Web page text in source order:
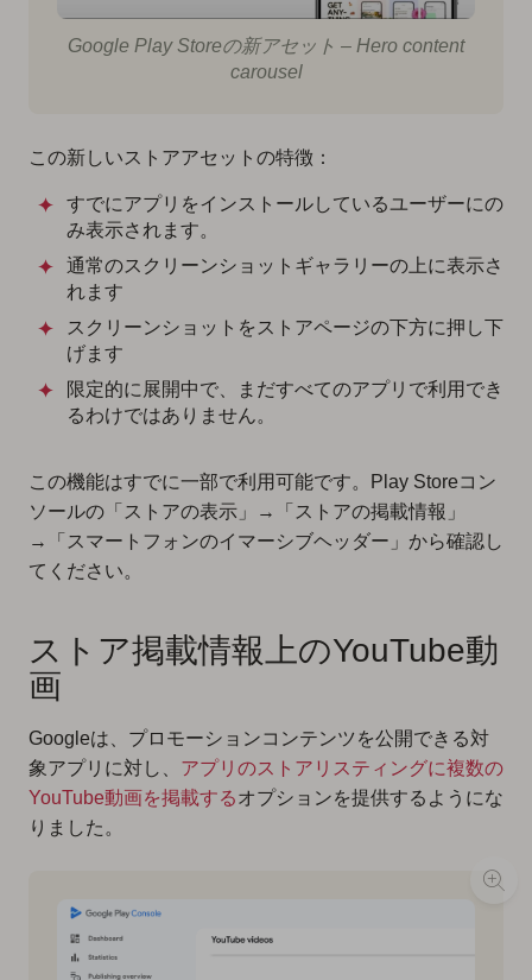
Google Play Storeの新アセット – Hero content
carousel
この新しいストアアセットの特徴：
すでにアプリをインストールしているユーザーにの
み表示されます。
通常のスクリーンショットギャラリーの上に表示さ
れます
スクリーンショットをストアページの下方に押し下
げます
限定的に展開中で、まだすべてのアプリで利用でき
るわけではありません。
この機能はすでに一部で利用可能です。Play Storeコン
ソールの「ストアの表示」→「ストアの掲載情報」
→「スマートフォンのイマーシブヘッダー」から確認し
てください。
ストア掲載情報上のYouTube動
画
Googleは、プロモーションコンテンツを公開できる対
象アプリに対し、 アプリのストアリスティングに複数の
YouTube動画を掲載するオプションを提供するようにな
りました。